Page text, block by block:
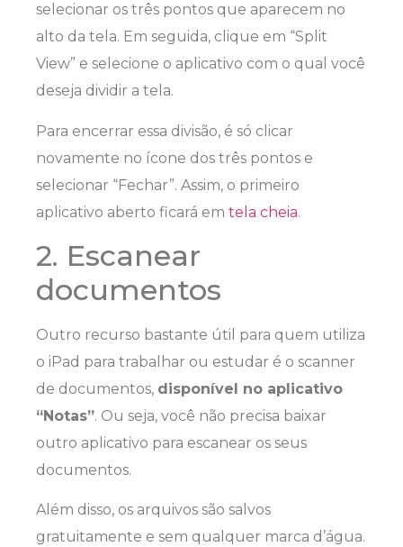
selecionar os três pontos que aparecem no
alto da tela. Em seguida, clique em “Split
View” e selecione o aplicativo com o qual você
deseja dividir a tela.
Para encerrar essa divisão, é só clicar
novamente no ícone dos três pontos e
selecionar “Fechar”. Assim, o primeiro
aplicativo aberto ficará em tela cheia.
2. Escanear
documentos
Outro recurso bastante útil para quem utiliza
o iPad para trabalhar ou estudar é o scanner
de documentos, disponível no aplicativo
“Notas”. Ou seja, você não precisa baixar
outro aplicativo para escanear os seus
documentos.
Além disso, os arquivos são salvos
gratuitamente e sem qualquer marca d’água.